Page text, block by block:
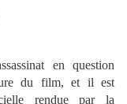
en question
du film, et il est
rendue par la